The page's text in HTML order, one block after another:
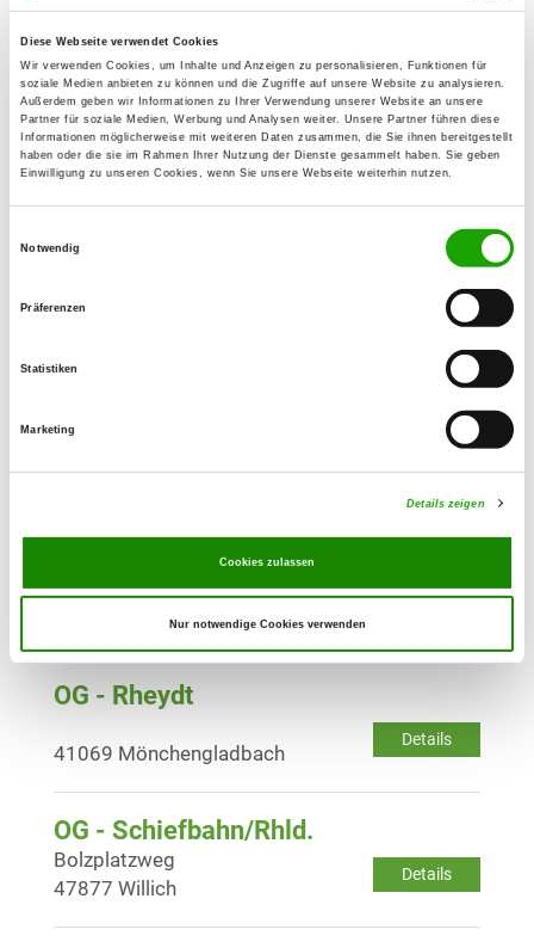
Diese Webseite verwendet Cookies
Wir verwenden Cookies, um Inhalte und Anzeigen zu personalisieren, Funktionen für
soziale Medien anbieten zu können und die Zugriffe auf unsere Website zu analysieren.
Außerdem geben wir Informationen zu Ihrer Verwendung unserer Website an unsere
Partner für soziale Medien, Werbung und Analysen weiter. Unsere Partner führen diese
Informationen möglicherweise mit weiteren Daten zusammen, die Sie ihnen bereitgestellt
haben oder die sie im Rahmen Ihrer Nutzung der Dienste gesammelt haben. Sie geben
Einwilligung zu unseren Cookies, wenn Sie unsere Webseite weiterhin nutzen.
Notwendig
Präferenzen
Statistiken
Marketing
Details zeigen
Cookies zulassen
Nur notwendige Cookies verwenden
OG - Krefeld-Fischeln
Details
Bacherstr. 60
47807 Krefeld
OG - Mönchengladbach
Graf-Häseler-Str. 150
41066 Mönchengladbach
Am Schlibecker Berg 9
OG - Neuss
Details
OG - Niederkrüchten
Details
Brüggener Str. 25
41372 Niederkrüchten
OG - Rheydt
Details
41069 Mönchengladbach
OG - Schiefbahn/Rhld.
Details
Bolzplatzweg
47877 Willich